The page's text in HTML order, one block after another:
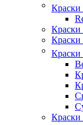
Краски
Краски
Краски